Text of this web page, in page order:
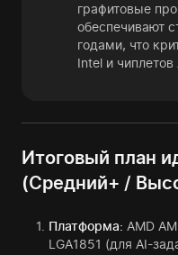
графитовые
обеспечивают
годами, что
Intel и чиплетов
Итоговый план
(Средний+ /
Платформа: AMD
LGA1851 (для AI-